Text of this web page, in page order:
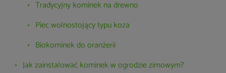
Tradycyjny kominek na drewno
Piec wolnostojący typu koza
Biokominek do oranżerii
Jak zainstalować kominek w ogrodzie zimowym?